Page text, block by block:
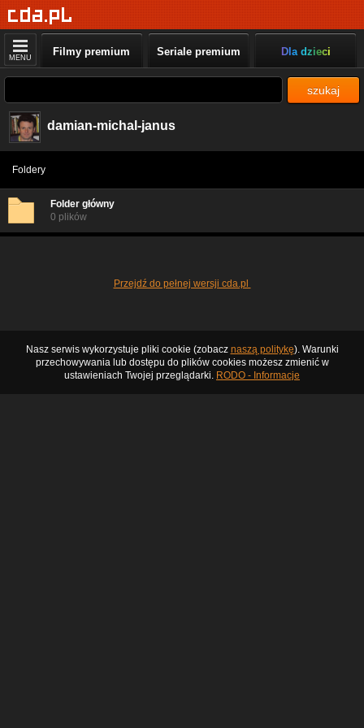
MENU Filmy premium Seriale premium Dla dzieci
szukaj
damian-michal-janus
Foldery
Folder główny
0 plików
Przejdź do pełnej wersji cda.pl
Nasz serwis wykorzystuje pliki cookie (zobacz naszą politykę). Warunki
przechowywania lub dostępu do plików cookies możesz zmienić w
ustawieniach Twojej przeglądarki. RODO - Informacje